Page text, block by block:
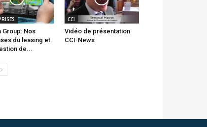
Group: Nos
du leasing et
de...
CCI
Vidéo de présentation
CCI-News